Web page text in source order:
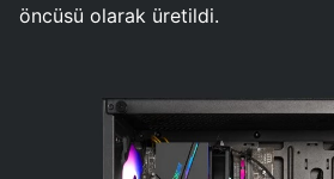
öncüsü olarak üretildi.